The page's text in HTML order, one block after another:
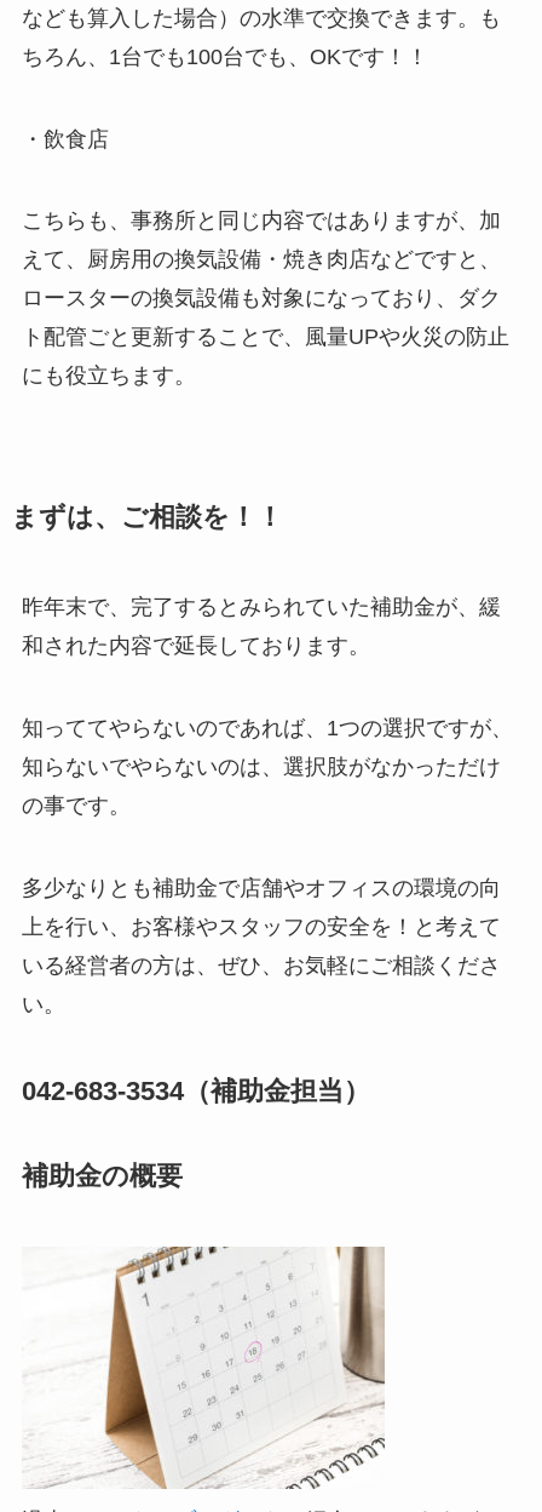
なども算入した場合）の水準で交換できます。も
ちろん、1台でも100台でも、OKです！！
・飲食店
こちらも、事務所と同じ内容ではありますが、加
えて、厨房用の換気設備・焼き肉店などですと、
ロースターの換気設備も対象になっており、ダク
ト配管ごと更新することで、風量UPや火災の防止
にも役立ちます。
まずは、ご相談を！！
昨年末で、完了するとみられていた補助金が、緩
和された内容で延長しております。
知っててやらないのであれば、1つの選択ですが、
知らないでやらないのは、選択肢がなかっただけ
の事です。
多少なりとも補助金で店舗やオフィスの環境の向
上を行い、お客様やスタッフの安全を！と考えて
いる経営者の方は、ぜひ、お気軽にご相談くださ
い。
042-683-3534（補助金担当）
補助金の概要